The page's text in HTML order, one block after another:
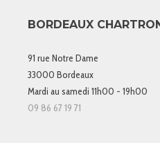
BORDEAUX
91 rue Notre Dame
33000 Bordeaux
Mardi au samedi 11h00 - 19h00
09 86 67 19 71